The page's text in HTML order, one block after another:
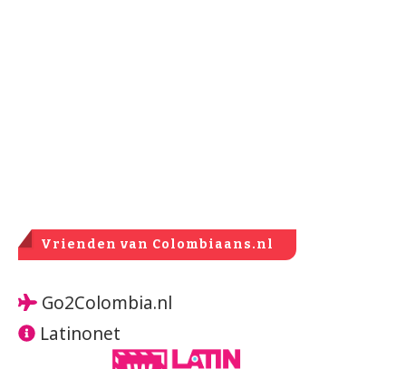
Vrienden van Colombiaans.nl
Go2Colombia.nl
Latinonet